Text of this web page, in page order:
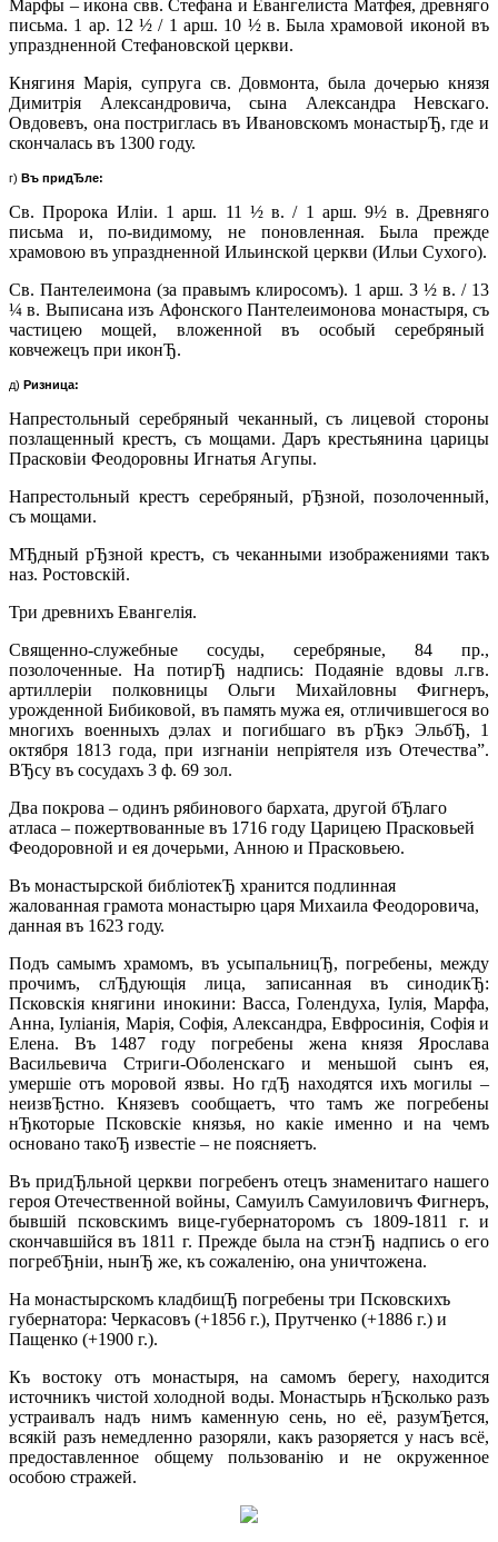
Марфы – икона свв. Стефана и Евангелиста Матфея, древняго
письма. 1 ар. 12 ½ / 1 арш. 10 ½ в. Была храмовой иконой въ
упраздненной Стефановской церкви.
Княгиня Марiя, супруга св. Довмонта, была дочерью князя
Димитрiя Александровича, сына Александра Невскаго.
Овдовевъ, она постриглась въ Ивановскомъ монастырЂ, где и
скончалась въ 1300 году.
г) Въ придЂле:
Св. Пророка Илiи. 1 арш. 11 ½ в. / 1 арш. 9½ в. Древняго
письма и, по-видимому, не поновленная. Была прежде
храмовою въ упраздненной Ильинской церкви (Ильи Сухого).
Св. Пантелеимона (за правымъ клиросомъ). 1 арш. 3 ½ в. / 13
¼ в. Выписана изъ Афонского Пантелеимонова монастыря, съ
частицею мощей, вложенной въ особый серебряный
ковчежецъ при иконЂ.
д) Ризница:
Напрестольный серебряный чеканный, съ лицевой стороны
позлащенный крестъ, съ мощами. Даръ крестьянина царицы
Прасковiи Феодоровны Игнатья Агупы.
Напрестольный крестъ серебряный, рЂзной, позолоченный,
съ мощами.
МЂдный рЂзной крестъ, съ чеканными изображениями такъ
наз. Ростовскiй.
Три древнихъ Евангелiя.
Священно-служебные сосуды, серебряные, 84 пр.,
позолоченные. На потирЂ надпись: Подаянiе вдовы л.гв.
артиллерiи полковницы Ольги Михайловны Фигнеръ,
урожденной Бибиковой, въ память мужа ея, отличившегося во
многихъ военныхъ дэлах и погибшаго въ рЂкэ ЭльбЂ, 1
октября 1813 года, при изгнанiи непрiятеля изъ Отечества”.
ВЂсу въ сосудахъ 3 ф. 69 зол.
Два покрова – одинъ рябинового бархата, другой бЂлаго
атласа – пожертвованные въ 1716 году Царицею Прасковьей
Феодоровной и ея дочерьми, Анною и Прасковьею.
Въ монастырской библiотекЂ хранится подлинная
жалованная грамота монастырю царя Михаила Феодоровича,
данная въ 1623 году.
Подъ самымъ храмомъ, въ усыпальницЂ, погребены, между
прочимъ, слЂдующiя лица, записанная въ синодикЂ:
Псковскiя княгини инокини: Васса, Голендуха, Iулiя, Марфа,
Анна, Iулiанiя, Марiя, Софiя, Александра, Евфросинiя, Софiя и
Елена. Въ 1487 году погребены жена князя Ярослава
Васильевича Стриги-Оболенскаго и меньшой сынъ ея,
умершiе отъ моровой язвы. Но гдЂ находятся ихъ могилы –
неизвЂстно. Князевъ сообщаетъ, что тамъ же погребены
нЂкоторые Псковскiе князья, но какiе именно и на чемъ
основано такоЂ известiе – не поясняетъ.
Въ придЂльной церкви погребенъ отецъ знаменитаго нашего
героя Отечественной войны, Самуилъ Самуиловичъ Фигнеръ,
бывшiй псковскимъ вице-губернаторомъ съ 1809-1811 г. и
скончавшiйся въ 1811 г. Прежде была на стэнЂ надпись о его
погребЂнiи, нынЂ же, къ сожаленiю, она уничтожена.
На монастырскомъ кладбищЂ погребены три Псковскихъ
губернатора: Черкасовъ (+1856 г.), Прутченко (+1886 г.) и
Пащенко (+1900 г.).
Къ востоку отъ монастыря, на самомъ берегу, находится
источникъ чистой холодной воды. Монастырь нЂсколько разъ
устраивалъ надъ нимъ каменную сень, но её, разумЂется,
всякiй разъ немедленно разоряли, какъ разоряется у насъ всё,
предоставленное общему пользованiю и не окруженное
особою стражей.